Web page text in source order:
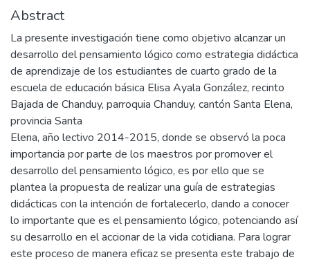
Abstract
La presente investigación tiene como objetivo alcanzar un
desarrollo del pensamiento lógico como estrategia didáctica
de aprendizaje de los estudiantes de cuarto grado de la
escuela de educación básica Elisa Ayala González, recinto
Bajada de Chanduy, parroquia Chanduy, cantón Santa Elena,
provincia Santa
Elena, año lectivo 2014-2015, donde se observó la poca
importancia por parte de los maestros por promover el
desarrollo del pensamiento lógico, es por ello que se
plantea la propuesta de realizar una guía de estrategias
didácticas con la intención de fortalecerlo, dando a conocer
lo importante que es el pensamiento lógico, potenciando así
su desarrollo en el accionar de la vida cotidiana. Para lograr
este proceso de manera eficaz se presenta este trabajo de